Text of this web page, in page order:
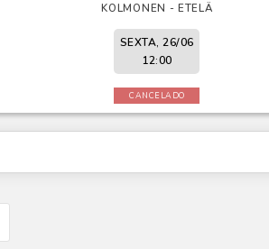
KOLMONEN - ETELÄ
SEXTA, 26/06
12:00
CANCELADO